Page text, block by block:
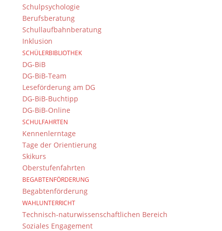
Schulpsychologie
Berufsberatung
Schullaufbahnberatung
Inklusion
SCHÜLERBIBLIOTHEK
DG-BiB
DG-BiB-Team
Leseförderung am DG
DG-BiB-Buchtipp
DG-BiB-Online
SCHULFAHRTEN
Kennenlerntage
Tage der Orientierung
Skikurs
Oberstufenfahrten
BEGABTENFÖRDERUNG
Begabtenförderung
WAHLUNTERRICHT
Technisch-naturwissenschaftlichen Bereich
Soziales Engagement